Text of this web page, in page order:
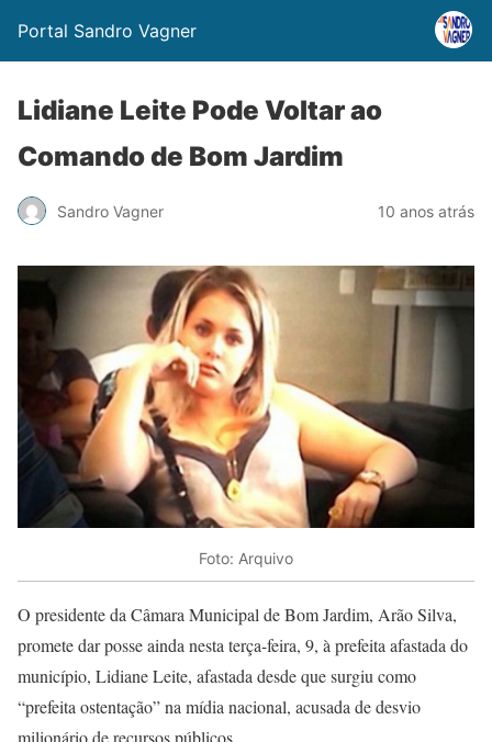
Portal Sandro Vagner
Lidiane Leite Pode Voltar ao
Comando de Bom Jardim
Sandro Vagner 10 anos atrás
Foto: Arquivo
O presidente da Câmara Municipal de Bom Jardim, Arão Silva,
promete dar posse ainda nesta terça-feira, 9, à prefeita afastada do
município, Lidiane Leite, afastada desde que surgiu como
“prefeita ostentação” na mídia nacional, acusada de desvio
milionário de recursos públicos.